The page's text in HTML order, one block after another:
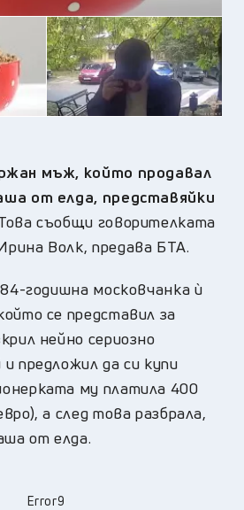
мъж, който продавал
от елда, представяйки
съобщи говорителката
Волк, предава БТА.
годишна московчанка ѝ
се представил за
нейно сериозно
предложил да си купи
му платила 400
а след това разбрала,
от елда.
Error9